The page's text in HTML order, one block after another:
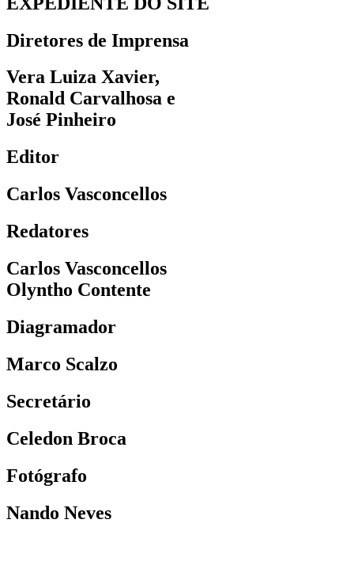
Diretores de Imprensa
Vera Luiza Xavier,
Ronald Carvalhosa e
José Pinheiro
Editor
Carlos Vasconcellos
Redatores
Carlos Vasconcellos
Olyntho Contente
Diagramador
Marco Scalzo
Secretário
Celedon Broca
Fotógrafo
Nando Neves